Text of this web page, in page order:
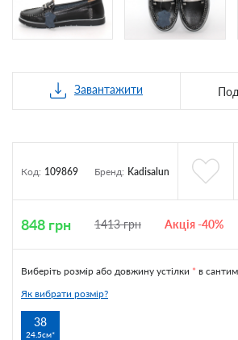
Завантажити
Код: 109869 Бренд: Kadisalun
848 грн 1413грн Акція -40%
Виберіть розмір або довжину устілки * в
Як вибрати розмір?
38
24.5см